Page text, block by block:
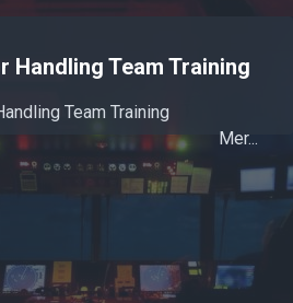
Handling Team Training
Team Training
Mer...